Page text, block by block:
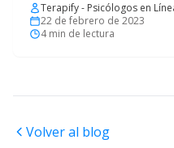
Terapify - Psicólogos en
22 de febrero de 2023
4min de lectura
Volver al blog